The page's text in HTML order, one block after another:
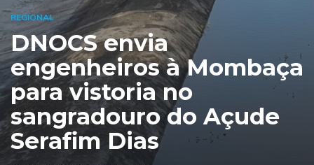
REGIONAL
DNOCS envia
engenheiros à Mombaça
para vistoria no
sangradouro do Açude
Serafim Dias